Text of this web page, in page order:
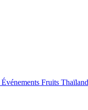
Événements Fruits